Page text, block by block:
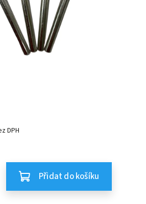
DPH
Přidat do košíku